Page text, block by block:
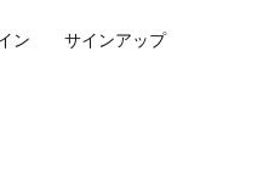
ン サインアップ